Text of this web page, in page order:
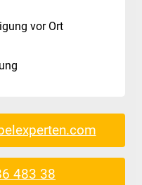
vor Ort
483 38